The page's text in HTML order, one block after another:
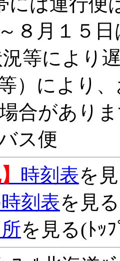
８月１５
等により
）により
合があり
ス便
時刻表を
刻表を見る
を見る(ﾄｯ